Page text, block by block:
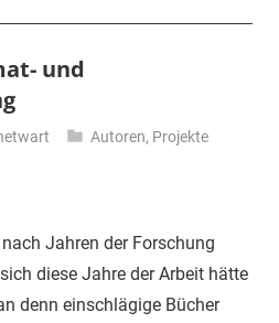
und
Autoren, Projekte
Jahren der Forschung
diese Jahre der Arbeit hätte
denn einschlägige Bücher